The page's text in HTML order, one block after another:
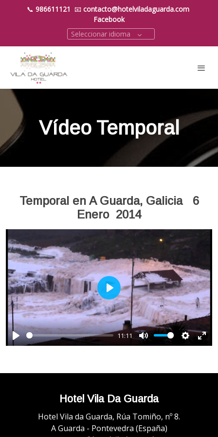
📞 986611121 📧 contacto@hotelviladaguarda.com
Facebook
Seleccionar idioma
Vídeo Temporal
Temporal en A Guarda, Galicia 6
Enero 2014
Play
11:11
Mute Settings
Play
Hotel Vila Da Guarda
Hotel Vila da Guarda, Rúa Tomiño, nº 8.
A Guarda - Pontevedra (España)